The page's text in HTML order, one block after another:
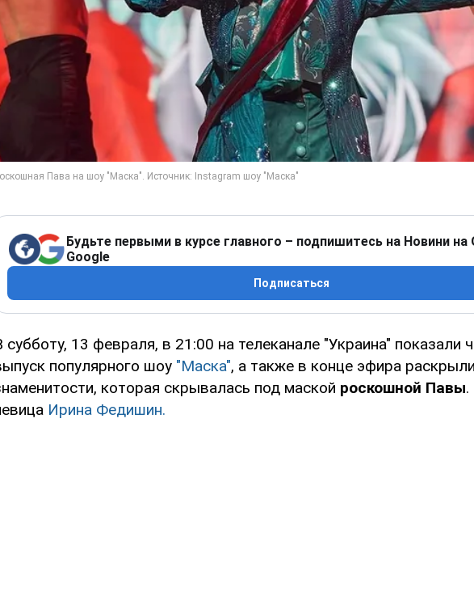
Будьте первыми в курсе главного – подпишитесь на Новини на
Google
Подписаться
субботу, 13 февраля, в 21:00 на телеканале "Украина" показали
популярного шоу "Маска", а также в конце эфира
которая скрывалась под маской роскошной Павы.
Ирина Федишин.